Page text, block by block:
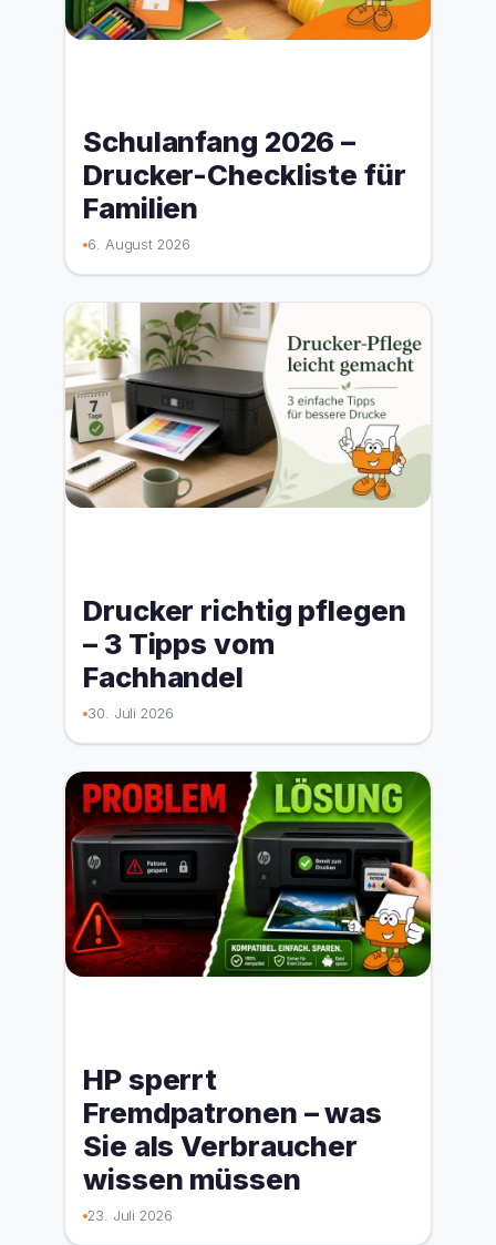
Schulanfang 2026 –
Drucker-Checkliste für
Familien
6. August 2026
Drucker richtig pflegen
– 3 Tipps vom
Fachhandel
30. Juli 2026
HP sperrt
Fremdpatronen – was
Sie als Verbraucher
wissen müssen
23. Juli 2026